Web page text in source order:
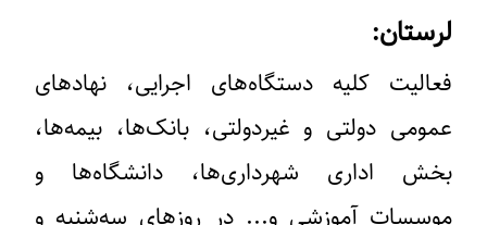
لرستان:
فعالیت کلیه دستگاه‌های اجرایی، نهادهای
عمومی دولتی و غیردولتی، بانک‌ها، بیمه‌ها،
بخش اداری شهرداری‌ها، دانشگاه‌ها و
موسسات آموزشی و... در روزهای سه‌شنبه و